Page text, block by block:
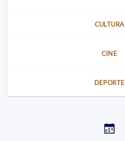
CULTURA
CINE
DEPORTE